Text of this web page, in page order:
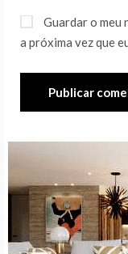
Guardar o meu
a próxima vez que